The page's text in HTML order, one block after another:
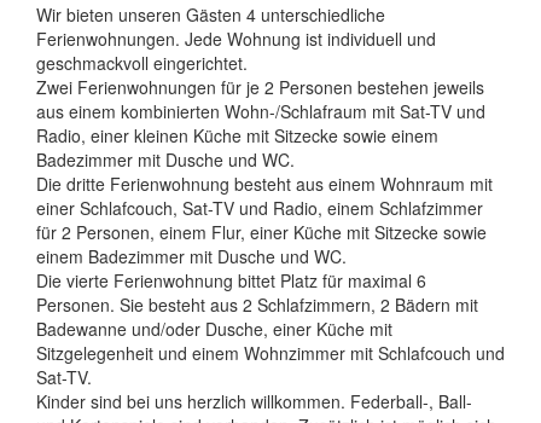
Wir bieten unseren Gästen 4 unterschiedliche
Ferienwohnungen. Jede Wohnung ist individuell und
geschmackvoll eingerichtet.
Zwei Ferienwohnungen für je 2 Personen bestehen jeweils
aus einem kombinierten Wohn-/Schlafraum mit Sat-TV und
Radio, einer kleinen Küche mit Sitzecke sowie einem
Badezimmer mit Dusche und WC.
Die dritte Ferienwohnung besteht aus einem Wohnraum mit
einer Schlafcouch, Sat-TV und Radio, einem Schlafzimmer
für 2 Personen, einem Flur, einer Küche mit Sitzecke sowie
einem Badezimmer mit Dusche und WC.
Die vierte Ferienwohnung bittet Platz für maximal 6
Personen. Sie besteht aus 2 Schlafzimmern, 2 Bädern mit
Badewanne und/oder Dusche, einer Küche mit
Sitzgelegenheit und einem Wohnzimmer mit Schlafcouch und
Sat-TV.
Kinder sind bei uns herzlich willkommen. Federball-, Ball-